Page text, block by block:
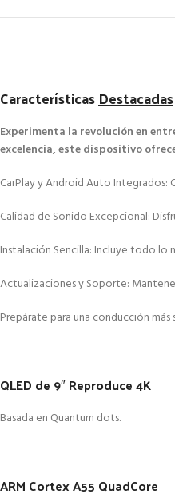
CaracterísticasDestacadas
Experimenta la revolución en
excelencia, este dispositivo
CarPlay y Android Auto
Calidad de Sonido Excepcional:
Instalación Sencilla: Incluye todo lo
Actualizaciones y Soporte:
Prepárate para una conducción
QLED de 9″ Reproduce 4K
Basada en Quantum dots.
ARM Cortex A55 QuadCore